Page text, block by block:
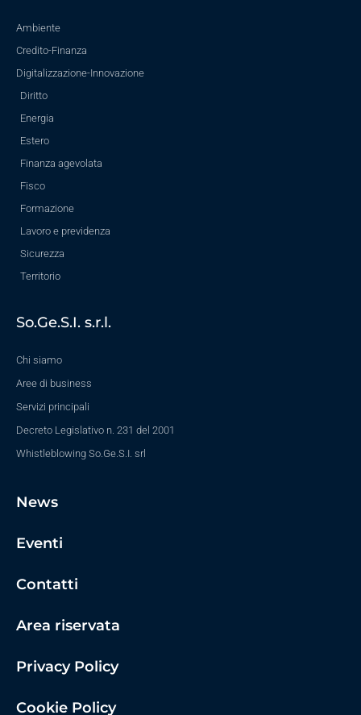
Ambiente
Credito-Finanza
Digitalizzazione-Innovazione
Diritto
Energia
Estero
Finanza agevolata
Fisco
Formazione
Lavoro e previdenza
Sicurezza
Territorio
So.Ge.S.I. s.r.l.
Chi siamo
Aree di business
Servizi principali
Decreto Legislativo n. 231 del 2001
Whistleblowing So.Ge.S.I. srl
News
Eventi
Contatti
Area riservata
Privacy Policy
Cookie Policy